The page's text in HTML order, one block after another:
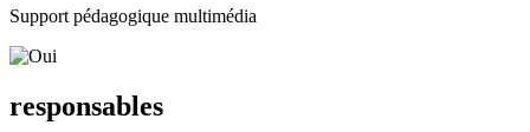
Support pédagogique multimédia
responsables